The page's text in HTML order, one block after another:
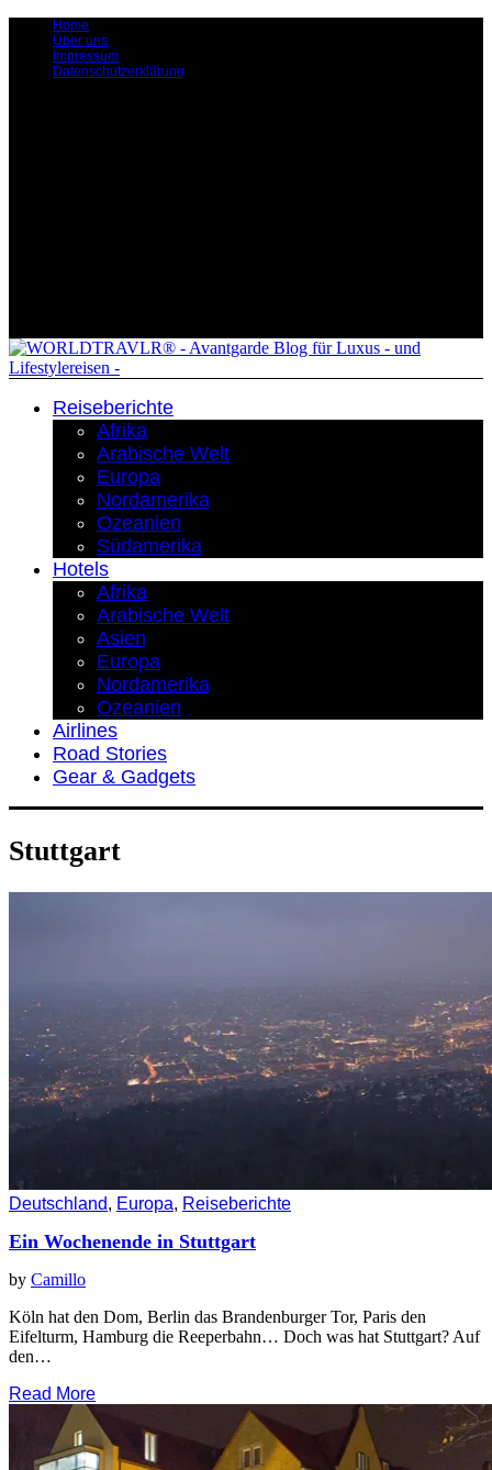
Home
Über uns
Impressum
Datenschutzerklärung
Reiseberichte
Afrika
Arabische Welt
Europa
Nordamerika
Ozeanien
Südamerika
Hotels
Afrika
Arabische Welt
Asien
Europa
Nordamerika
Ozeanien
Airlines
Road Stories
Gear & Gadgets
Stuttgart
Deutschland, Europa, Reiseberichte
Ein Wochenende in Stuttgart
by Camillo
Köln hat den Dom, Berlin das Brandenburger Tor, Paris den
Eifelturm, Hamburg die Reeperbahn… Doch was hat Stuttgart? Auf
den…
Read More